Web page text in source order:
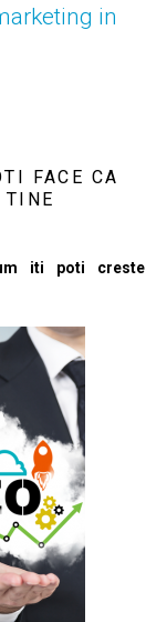
in
FACE CA
TINE
iti poti creste